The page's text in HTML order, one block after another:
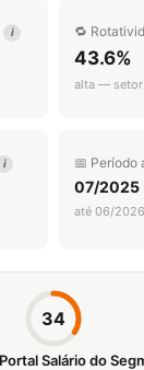
i 🔁
43.6%
alta — setor
i 📅 Período
07/2025
até 06/2026
34
Salário do